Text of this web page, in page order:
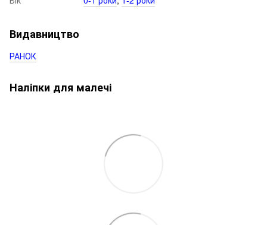
Видавництво
РАНОК
Наліпки для малечі